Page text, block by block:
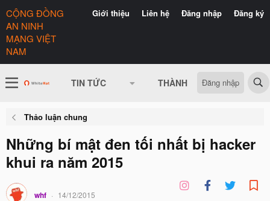
Giới thiệu Liên hệ Đăng nhập Đăng ký
CỘNG ĐỒNG
AN NINH
MẠNG VIỆT
NAM
TIN TỨC THÀNH VIÊN CÓ GÌ
Đăng nhập
Thảo luận chung
Những bí mật đen tối nhất bị hacker
khui ra năm 2015
whf 14/12/2015